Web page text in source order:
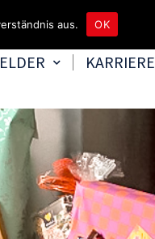
KARRIERE
aus. OK